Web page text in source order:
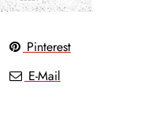
Pinterest
E-Mail